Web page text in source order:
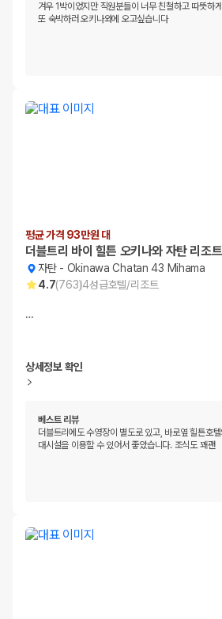
겨우 1박이었지만 직원분들이 너무 친철하고 따뜻하
또 숙박하러 오키나와에 오고싶습니다
평균 가격 93만원 대
더블트리 바이 힐튼 오키나와 자탄 리조트
자탄- Okinawa Chatan 43 Mihama
4.7(763)4성급호텔/리조트
…
상세정보 확인
베스트 리뷰
더블트리에도 수영장이 별도로 있고, 바로옆 힐튼호
대시설을 이용할 수 있어서 좋았습니다. 조식도 꽤괜